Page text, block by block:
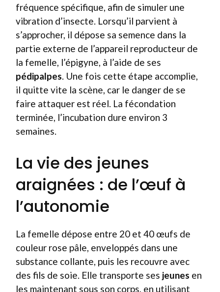
fréquence spécifique, afin de simuler une
vibration d’insecte. Lorsqu’il parvient à
s’approcher, il dépose sa semence dans la
partie externe de l’appareil reproducteur de
la femelle, l’épigyne, à l’aide de ses
pédipalpes. Une fois cette étape accomplie,
il quitte vite la scène, car le danger de se
faire attaquer est réel. La fécondation
terminée, l’incubation dure environ 3
semaines.
La vie des jeunes
araignées : de l’œuf à
l’autonomie
La femelle dépose entre 20 et 40 œufs de
couleur rose pâle, enveloppés dans une
substance collante, puis les recouvre avec
des fils de soie. Elle transporte ses jeunes en
les maintenant sous son corps, en utilisant